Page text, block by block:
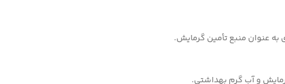
عنوان منبع تأمین گرمایش.
و آب گرم بهداشتی.